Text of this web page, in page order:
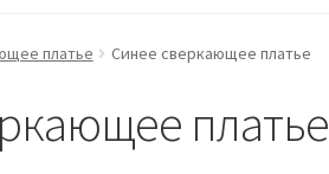
платье Синее сверкающее платье
платье